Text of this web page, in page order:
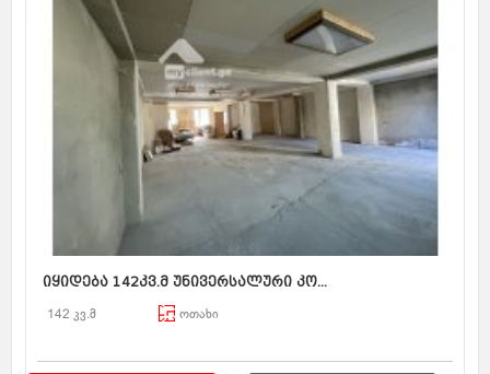
იყიდება 142კვ.მ უნივერსალური კო...
142 კვ.მ ოთახი